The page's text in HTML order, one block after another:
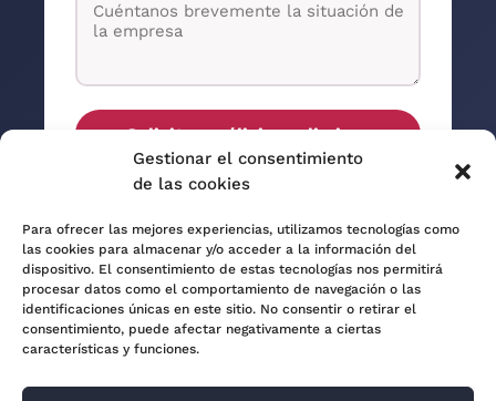
Gestionar el consentimiento
de las cookies
Para ofrecer las mejores experiencias, utilizamos tecnologías como
las cookies para almacenar y/o acceder a la información del
dispositivo. El consentimiento de estas tecnologías nos permitirá
procesar datos como el comportamiento de navegación o las
identificaciones únicas en este sitio. No consentir o retirar el
consentimiento, puede afectar negativamente a ciertas
características y funciones.
Solicitar análisis preliminar
tus datos para contactar contigo.